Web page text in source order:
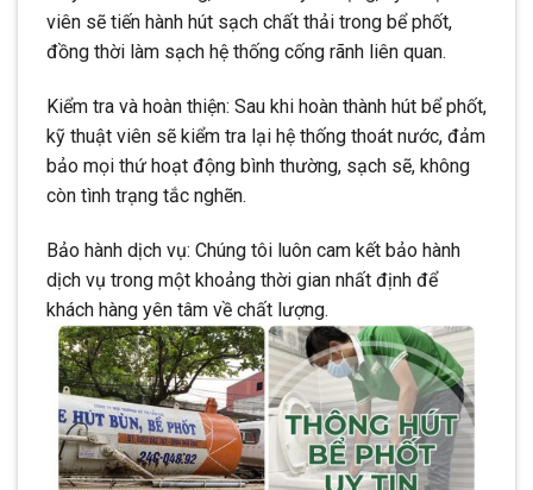
viên sẽ tiến hành hút sạch chất thải trong bể phốt,
đồng thời làm sạch hệ thống cống rãnh liên quan.
Kiểm tra và hoàn thiện: Sau khi hoàn thành hút bể phốt,
kỹ thuật viên sẽ kiểm tra lại hệ thống thoát nước, đảm
bảo mọi thứ hoạt động bình thường, sạch sẽ, không
còn tình trạng tắc nghẽn.
Bảo hành dịch vụ: Chúng tôi luôn cam kết bảo hành
dịch vụ trong một khoảng thời gian nhất định để
khách hàng yên tâm về chất lượng.